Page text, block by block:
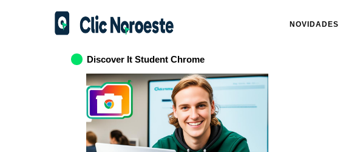
NOVIDADES
Discover It Student Chrome